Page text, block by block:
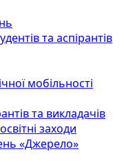
та аспірантів
мобільності
та викладачів
заходи
«Джерело»